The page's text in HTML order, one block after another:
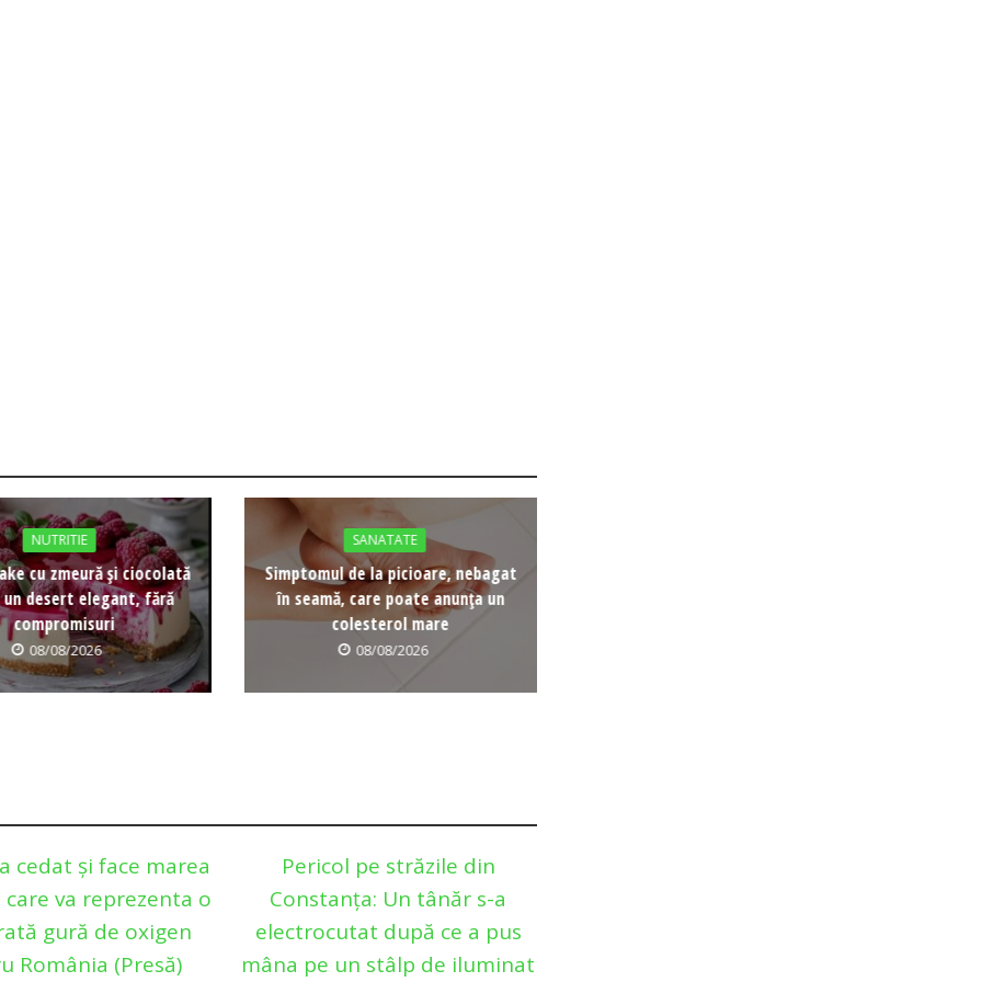
NUTRITIE
cu zmeură și ciocolată
un desert elegant, fără
compromisuri
08/08/2026
SANATATE
Simptomul de la picioare, nebagat
în seamă, care poate anunța un
colesterol mare
08/08/2026
cedat și face marea
care va reprezenta o
gură de oxigen
România (Presă)
Pericol pe străzile din
Constanţa: Un tânăr s-a
electrocutat după ce a pus
mâna pe un stâlp de iluminat